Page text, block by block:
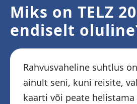
Miks on TELZ
endiselt
Rahvusvaheline suhtlus
ainult seni, kuni reisite,
kaarti või peate helistama